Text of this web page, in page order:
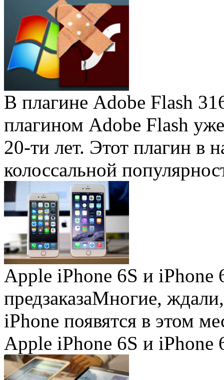
В плагине Adobe Flash
плагином Adobe Flash
20-ти лет. Этот плагин в
колоссальной
Apple iPhone 6S и iPhone
предзаказаМногие, ждали,
iPhone появятся в этом
Apple iPhone 6S и iPhone